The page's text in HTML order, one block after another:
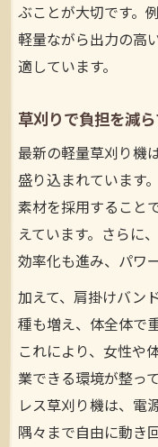
軽量草刈
は
草刈り機の
女性が草刈
コンパク
に
収納や持
草刈り初心者
特徴
簡単操作
草刈りデビ
方
充電式やコ
ぶことが大切です。
軽量ながら出力の高
適しています。
草刈りで負担を減
最新の軽量草刈り機
盛り込まれています
素材を採用すること
えています。さらに
効率化も進み、パワ
加えて、肩掛けバン
種も増え、体全体で
これにより、女性や
業できる環境が整っ
レス草刈り機は、電
隅々まで自由に動き